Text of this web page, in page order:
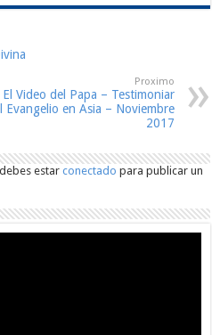
Proximo
El Video del Papa – Testimoniar
Evangelio en Asia – Noviembre
2017
estarconectado para publicar un